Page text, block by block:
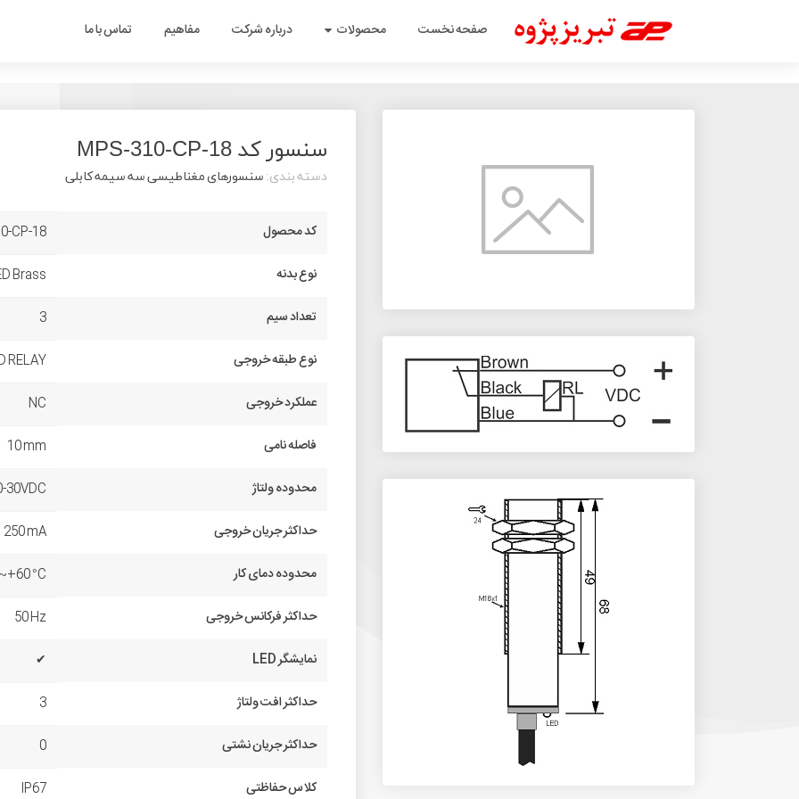
صفحه نخست
محصولات درباره شرکت مفاهیم تماس با ما
سنسور کد MPS-310-CP-18
دسته بندی: سنسورهای مغناطیسی سه سیمه کابلی
کد محصول
CP-18
نوع بدنه
Brass
تعداد سیم
3
نوع طبقه خروجی
RELAY
عملکرد خروجی
NC
فاصله نامی
10 mm
محدوده ولتاژ
30VDC
حداکثر جریان خروجی
250 mA
محدوده دمای کار
°C
حداکثر فرکانس خروجی
50 Hz
نمایشگر LED
✔
حداکثر افت ولتاژ
3
حداکثر جریان نشتی
0
کلاس حفاظتی
IP67